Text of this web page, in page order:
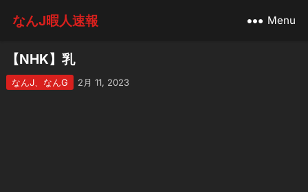
なんJ暇人速報 Menu
【NHK】乳
なんJ、なんG 2月 11, 2023